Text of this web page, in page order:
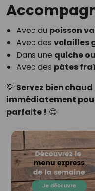
Avec du poisson
Avec des volailles
Dans une quiche
Avec des pâtes
💡 Servez bien
immédiatement
parfaite ! 😋